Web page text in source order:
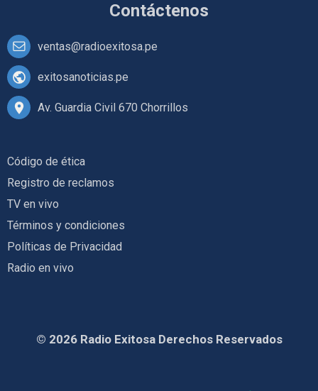
Contáctenos
ventas@radioexitosa.pe
exitosanoticias.pe
Av. Guardia Civil 670 Chorrillos
Código de ética
Registro de reclamos
TV en vivo
Términos y condiciones
Políticas de Privacidad
Radio en vivo
© 2026 Radio Exitosa Derechos Reservados